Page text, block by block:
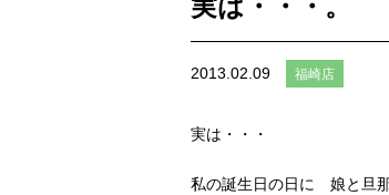
実は・・・。
2013.02.09 福崎店
実は・・・
私の誕生日の日に 娘と旦